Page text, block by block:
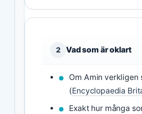
2 Vad som är oklart
Om Amin
(Encyclopaedia
Exakt hur många